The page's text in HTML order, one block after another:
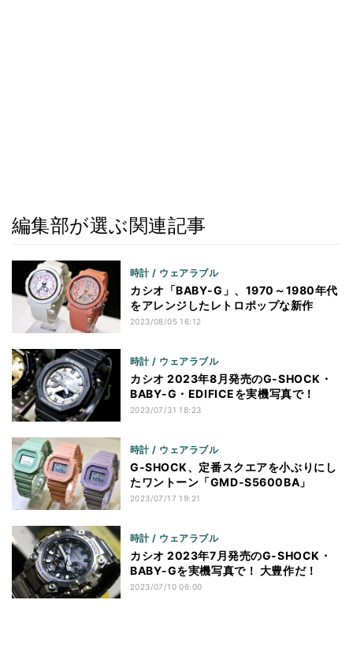
編集部が選ぶ関連記事
時計 / ウェアラブル
カシオ「BABY-G」、1970～1980年代
をアレンジしたレトロポップな新作
2023/08/05 16:12
時計 / ウェアラブル
カシオ 2023年8月発売のG-SHOCK・
BABY-G・EDIFICEを実機写真で！
2023/07/31 18:23
時計 / ウェアラブル
G-SHOCK、定番スクエアを小ぶりにし
たワントーン「GMD-S5600BA」
2023/07/17 19:21
時計 / ウェアラブル
カシオ 2023年7月発売のG-SHOCK・
BABY-Gを実機写真で！ 大豊作だ！
2023/07/10 06:00